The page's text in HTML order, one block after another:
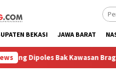
BEKASI JAWA BARAT
Kawasan Braga, Sampah